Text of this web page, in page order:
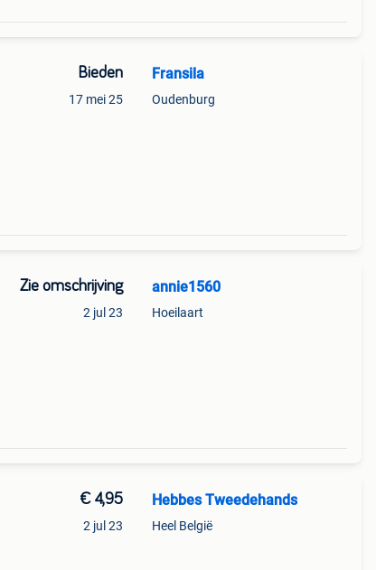
Bieden
17 mei 25
Fransila
Oudenburg
Zie omschrijving
2 jul 23
annie1560
Hoeilaart
€ 4,95
2 jul 23
Hebbes Tweedehands
Heel België